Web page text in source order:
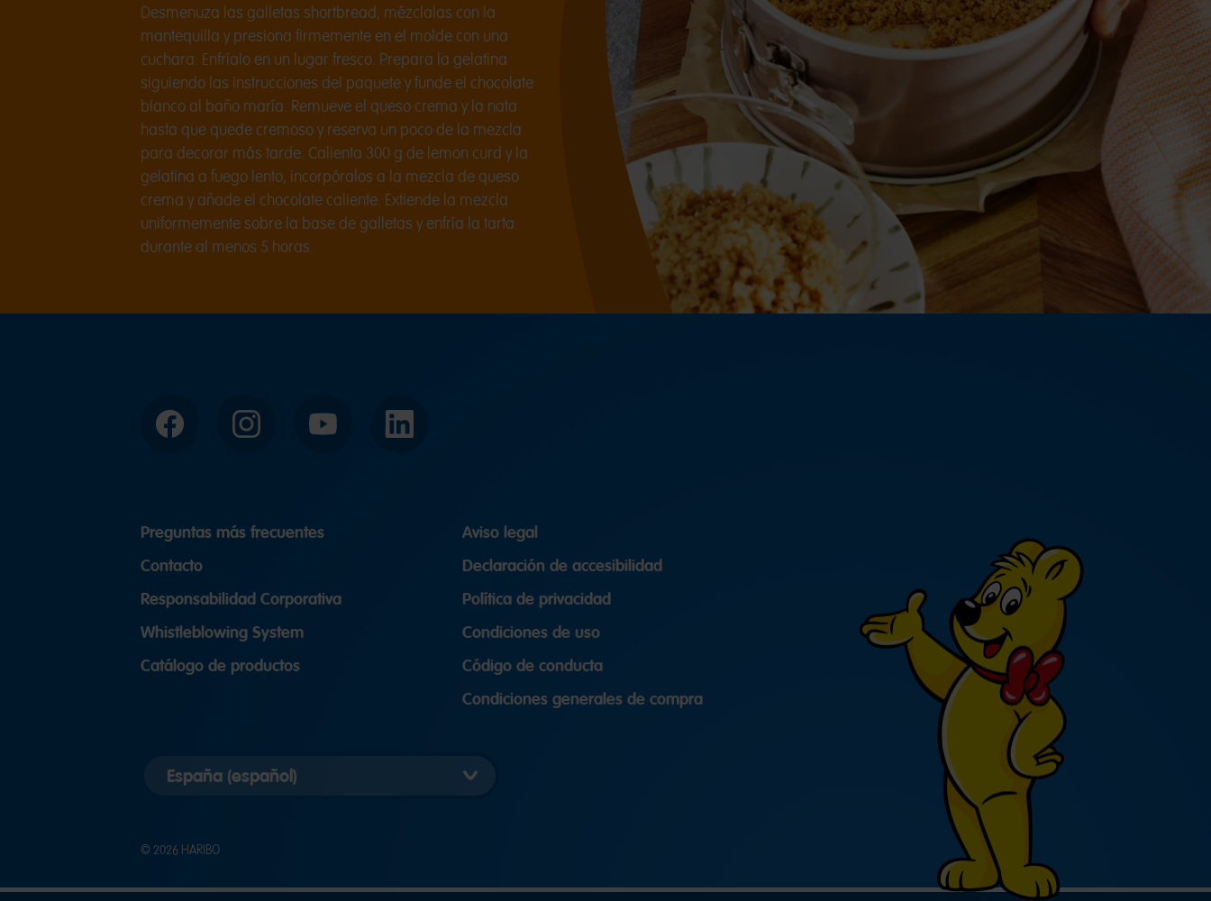
Desmenuza las galletas shortbread, mézclalas con la
mantequilla y presiona firmemente en el molde con una
cuchara. Enfríalo en un lugar fresco. Prepara la gelatina
siguiendo las instrucciones del paquete y funde el chocolate
blanco al baño maría. Remueve el queso crema y la nata
hasta que quede cremoso y reserva un poco de la mezcla
para decorar más tarde. Calienta 300 g de lemon curd y la
gelatina a fuego lento, incorpóralos a la mezcla de queso
crema y añade el chocolate caliente. Extiende la mezcla
uniformemente sobre la base de galletas y enfría la tarta
durante al menos 5 horas.
Facebook Instagram YouTube LinkedIn
Preguntas más frecuentes
Contacto
Responsabilidad Corporativa
Whistleblowing System
Catálogo de productos
Aviso legal
Declaración de accesibilidad
Política de privacidad
Condiciones de uso
Código de conducta
Condiciones generales de compra
versión
© 2026 HARIBO